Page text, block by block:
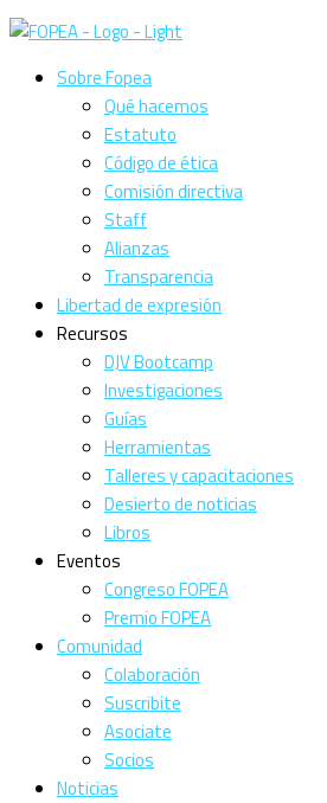
Sobre Fopea
Qué hacemos
Estatuto
Código de ética
Comisión directiva
Staff
Alianzas
Transparencia
Libertad de expresión
Recursos
DJV Bootcamp
Investigaciones
Guías
Herramientas
Talleres y capacitaciones
Desierto de noticias
Libros
Eventos
Congreso FOPEA
Premio FOPEA
Comunidad
Colaboración
Suscribite
Asociate
Socios
Noticias